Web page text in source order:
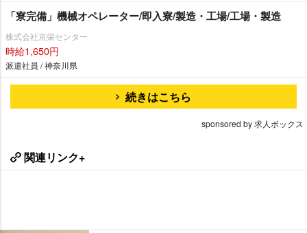
「寮完備」機械オペレーター/即入寮/製造・工場/工場・製造
株式会社京栄センター
時給1,650円
派遣社員 / 神奈川県
続きはこちら
sponsored by 求人ボックス
関連リンク+